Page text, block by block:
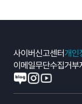
사이버신고센터개인
이메일무단수집거부